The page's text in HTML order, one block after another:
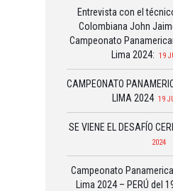
Entrevista con el
Colombiana John
Campeonato
Lima 2024: 19
CAMPEONATO
LIMA 2024 19
SE VIENE EL DESAFÍO
2024
Campeonato
Lima 2024 – PERÚ del